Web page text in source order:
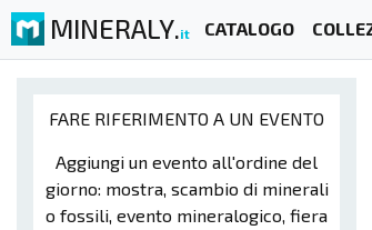
MINERALY.it CATALOGO
FARE RIFERIMENTO A UN EVENTO
Aggiungi un evento all'ordine del
giorno: mostra, scambio di minerali
o fossili, evento mineralogico, fiera